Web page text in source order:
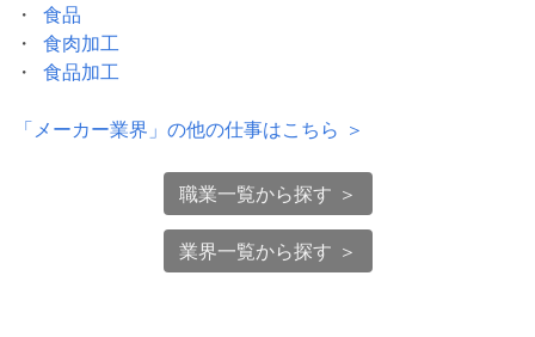
食品
食肉加工
食品加工
「 メーカー業界 」の他の仕事はこちら ＞
職業一覧から探す ＞
業界一覧から探す ＞